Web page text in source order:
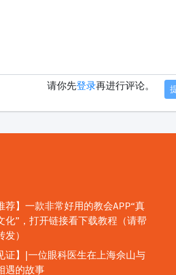
请你先登录再进行评论。
荐】一款非常好用的教会APP“真
化”，打开链接看下载教程（请帮
发）
证】|一位眼科医生在上海佘山与
遇的故事